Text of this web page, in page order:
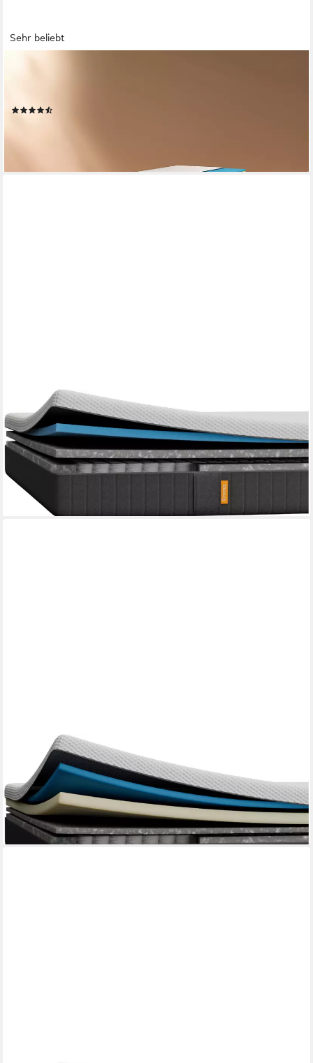
Sehr beliebt
Hybridmatratze NEUHEIT: Original Lite Matratze, Emma, 22 cm
hoch, 3-Zonen-Federn, Airgocell®-Schaum, atmungsaktiv,
waschbar, 22 cm.
ab 376,49 € UVP 446,14 €
-16%
lieferbar - in 3-4 Werktagen bei dir
Hybridmatratze NEUHEIT: Original Matratze, Emma, 25 cm hoch,
5-Zonen-Federn, Randschutz, waschbar, 25 cm
ab 793,49 € UVP1.133,32 €
-30%
lieferbar - in 3-4 Werktagen bei dir